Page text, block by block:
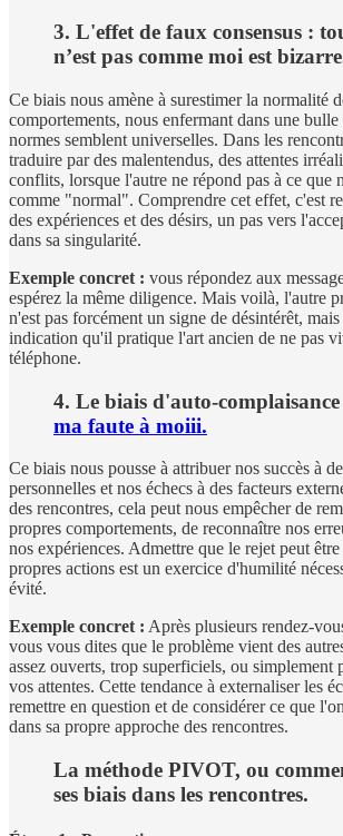
3. L'effet de faux consensus :
n’est pas comme moi est
Ce biais nous amène à surestimer la normalité
comportements, nous enfermant dans une
normes semblent universelles. Dans les
traduire par des malentendus, des attentes
conflits, lorsque l'autre ne répond pas à ce que
comme "normal". Comprendre cet effet, c'est
des expériences et des désirs, un pas vers
dans sa singularité.
Exemple concret : vous répondez aux
espérez la même diligence. Mais voilà, l'autre
n'est pas forcément un signe de désintérêt,
indication qu'il pratique l'art ancien de ne pas
téléphone.
4. Le biais d'auto-
ma faute à moiii.
Ce biais nous pousse à attribuer nos succès à
personnelles et nos échecs à des facteurs
des rencontres, cela peut nous empêcher de
propres comportements, de reconnaître nos
nos expériences. Admettre que le rejet peut
propres actions est un exercice d'humilité
évité.
Exemple concret : Après plusieurs rendez-
vous vous dites que le problème vient des
assez ouverts, trop superficiels, ou simplement
vos attentes. Cette tendance à externaliser les
remettre en question et de considérer ce que
dans sa propre approche des rencontres.
La méthode PIVOT, ou
ses biais dans les rencontres.